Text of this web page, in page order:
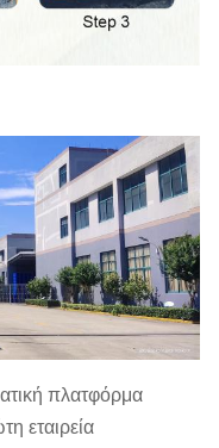
πλατφόρμα
εταιρεία